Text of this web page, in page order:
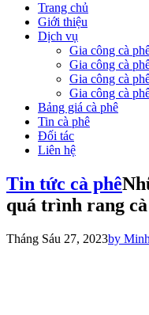
Trang chủ
Giới thiệu
Dịch vụ
Gia công cà
Gia công cà
Gia công cà
Gia công cà
Bảng giá cà phê
Tin cà phê
Đối tác
Liên hệ
Tin tức cà phê
quá trình rang
Tháng Sáu 27, 2023by